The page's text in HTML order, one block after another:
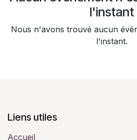
l'instant
Nous n'avons trouvé aucun
l'instant.
Liens utiles
Accueil